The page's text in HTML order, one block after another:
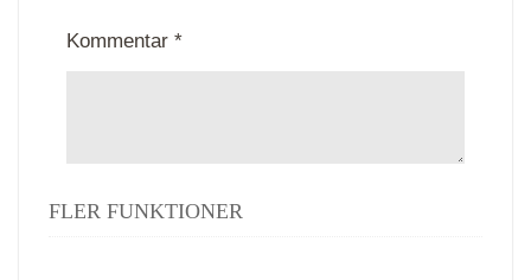
Kommentar *
FLER FUNKTIONER